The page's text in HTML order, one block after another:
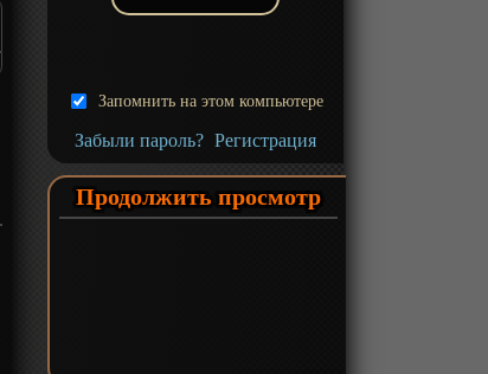
Запомнить на этом компьютере
Забыли пароль? Регистрация
Продолжить просмотр